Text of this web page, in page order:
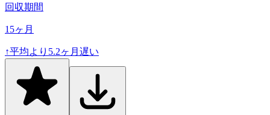
回収期間
15ヶ月
↑平均より 5.2ヶ月遅い